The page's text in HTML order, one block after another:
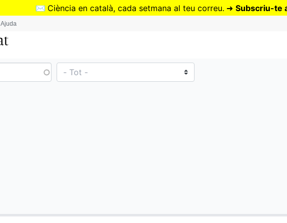
Vés
✉️ Ciència en català, cada setmana al teu correu. ➜ Subscriu-te
Ajuda